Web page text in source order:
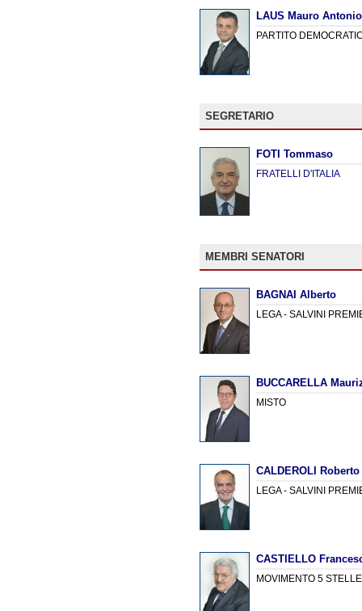
LAUS Mauro
PARTITO
SEGRETARIO
FOTI Tommaso
FRATELLI D'ITALIA
MEMBRI SENATORI
BAGNAI Alberto
LEGA - SALVINI
BUCCARELLA
MISTO
CALDEROLI Roberto
LEGA - SALVINI
CASTIELLO
MOVIMENTO 5 STELLE